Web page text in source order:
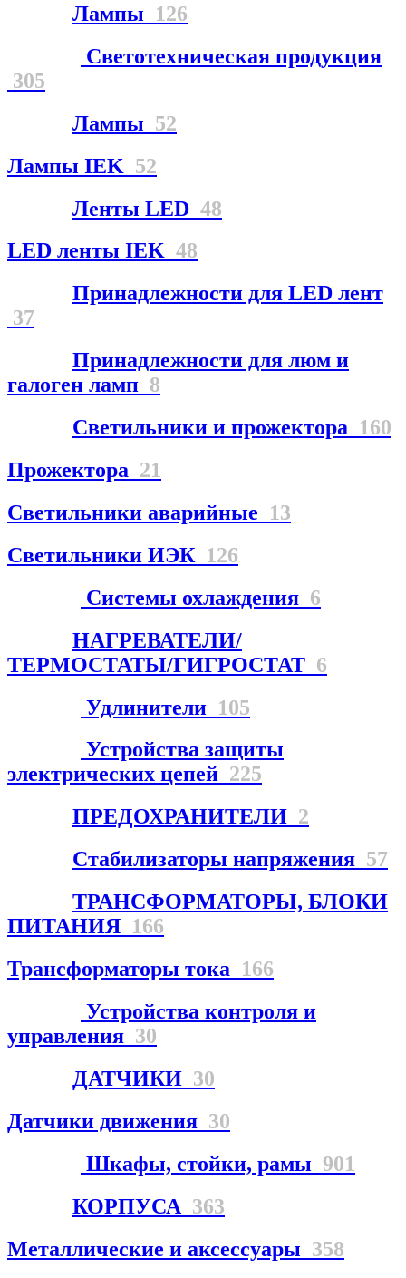
Лампы 126
Светотехническая продукция
305
Лампы 52
Лампы IEK 52
Ленты LED 48
LED ленты IEK 48
Принадлежности для LED лент
37
Принадлежности для люм и
галоген ламп 8
Светильники и прожектора 160
Прожектора 21
Светильники аварийные 13
Светильники ИЭК 126
Системы охлаждения 6
НАГРЕВАТЕЛИ/
ТЕРМОСТАТЫ/ГИГРОСТАТ 6
Удлинители 105
Устройства защиты
электрических цепей 225
ПРЕДОХРАНИТЕЛИ 2
Стабилизаторы напряжения 57
ТРАНСФОРМАТОРЫ, БЛОКИ
ПИТАНИЯ 166
Трансформаторы тока 166
Устройства контроля и
управления 30
ДАТЧИКИ 30
Датчики движения 30
Шкафы, стойки, рамы 901
КОРПУСА 363
Металлические и аксессуары 358